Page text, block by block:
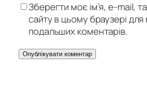
Зберегти моє ім’я, e-mail,
сайту в цьому браузері для
подальших коментарів.